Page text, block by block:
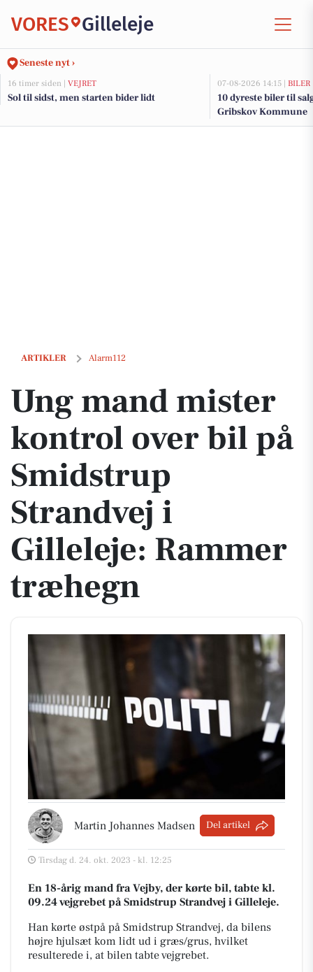
VORES Gilleleje
Seneste nyt ›
16 timer siden | VEJRET
Sol til sidst, men starten bider lidt
07-08-2026 14:15 | BILER
10 dyreste biler til
Gribskov Kommune
ARTIKLER Alarm112
Ung mand mister kontrol over bil på Smidstrup Strandvej i Gilleleje:
Ung mand mister
kontrol over bil på
Smidstrup
Strandvej i
Gilleleje: Rammer
træhegn
Martin Johannes Madsen Del artikel
Tirsdag d. 24. okt. 2023 - kl. 12:25
En 18-årig mand fra Vejby, der kørte bil, tabte kl.
09.24 vejgrebet på Smidstrup Strandvej i Gilleleje.
Han kørte østpå på Smidstrup Strandvej, da bilens
højre hjulsæt kom lidt ud i græs/grus, hvilket
resulterede i, at bilen tabte vejgrebet.